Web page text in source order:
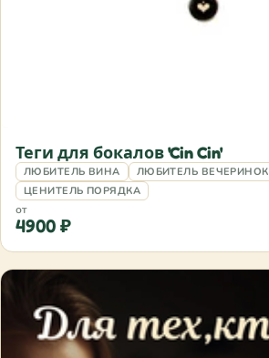
Теги для бокалов 'Cin Cin'
ЛЮБИТЕЛЬ ВИНА
ЛЮБИТЕЛЬ ВЕЧЕРИНОК
ЦЕНИТЕЛЬ ПОРЯДКА
от
4900 ₽